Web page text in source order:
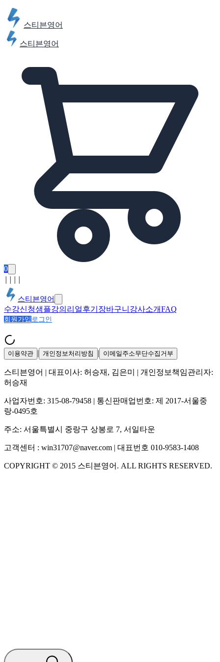
스티븐영어
스티븐영어
0
스티븐영어
수강신청샘플강의 리얼후기 장바구니 강사소개FAQ
회원가입 로그인
이용약관 | 개인정보처리방침 | 이메일주소무단수집거부
스티븐영어 | 대표이사: 허승재, 김은미
| 개인정보책임관리자:
허승재
사업자번호: 315-08-79458 | 통신판매업번호: 제 2017-서울중
랑-0495호
주소: 서울특별시 중랑구 상봉로 7, 서일타운
고객센터 : win31707@naver.com | 대표번호 010-9583-1408
COPYRIGHT © 2015 스티븐영어 . ALL RIGHTS RESERVED.